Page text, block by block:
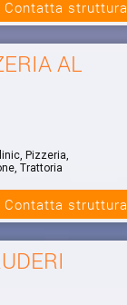
Contatta struttura
AL
Pizzeria,
Trattoria
Contatta struttura